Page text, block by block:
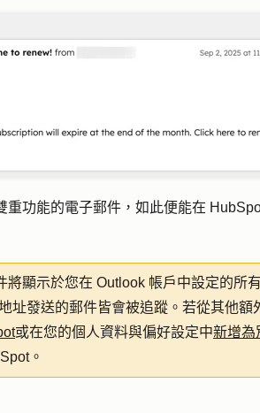
功能的電子郵件，如此便能在
將顯示於您在 Outlook 帳戶中設定的所
址發送的郵件皆會被追蹤。若從其他額
或在您的個人資料與偏好設定中新增為
。